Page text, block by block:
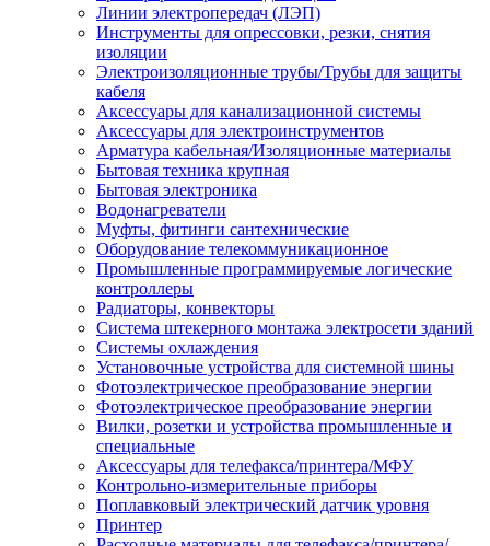
Линии электропередач (ЛЭП)
Инструменты для опрессовки, резки, снятия
изоляции
Электроизоляционные трубы/Трубы для защиты
кабеля
Аксессуары для канализационной системы
Аксессуары для электроинструментов
Арматура кабельная/Изоляционные материалы
Бытовая техника крупная
Бытовая электроника
Водонагреватели
Муфты, фитинги сантехнические
Оборудование телекоммуникационное
Промышленные программируемые логические
контроллеры
Радиаторы, конвекторы
Система штекерного монтажа электросети зданий
Системы охлаждения
Установочные устройства для системной шины
Фотоэлектрическое преобразование энергии
Фотоэлектрическое преобразование энергии
Вилки, розетки и устройства промышленные и
специальные
Аксессуары для телефакса/принтера/МФУ
Контрольно-измерительные приборы
Поплавковый электрический датчик уровня
Принтер